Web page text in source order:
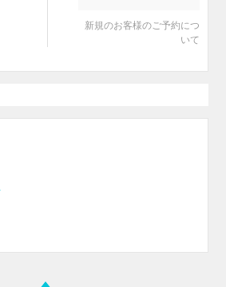
新規のお客様のご予約につ
いて